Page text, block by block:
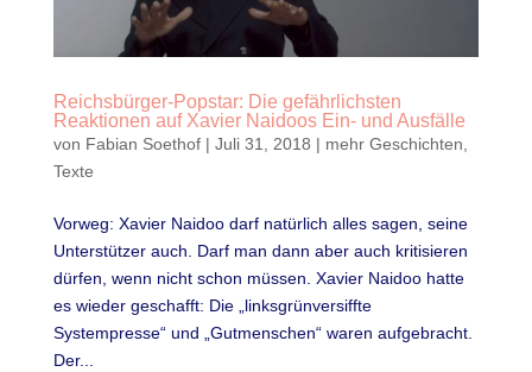
Reichsbürger-Popstar: Die gefährlichsten
Reaktionen auf Xavier Naidoos Ein- und Ausfälle
von Fabian Soethof| Juli 31, 2018 | mehr Geschichten
Texte
Vorweg: Xavier Naidoo darf natürlich alles sagen, seine
Unterstützer auch. Darf man dann aber auch kritisieren
dürfen, wenn nicht schon müssen. Xavier Naidoo hatte
es wieder geschafft: Die „linksgrünversiffte
Systempresse“ und „Gutmenschen“ waren aufgebracht.
Der...